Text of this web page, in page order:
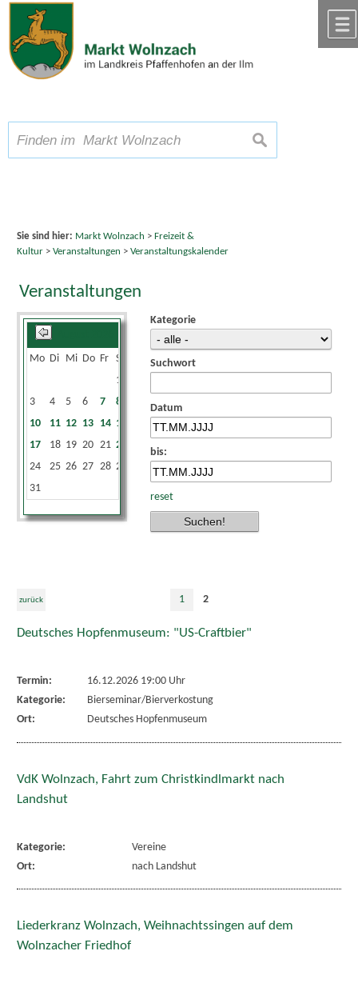
Zum Inhalt,zur Navigation
Schriftgröße A A A suchen
Sie sind hier: Markt Wolnzach > Freizeit &
Kultur> Veranstaltungen > Veranstaltungskalender
Veranstaltungen
Mo Di Mi Do Fr Sa
1
3
4 5 6 7 8
10
11 12 13 14 15
17
18 19 20 21 22
24
25 26 27 28 29
31
Kategorie
Suchwort
Datum
bis:
reset
zurück 1 2
Deutsches Hopfenmuseum: "US-Craftbier"
Termin:
16.12.2026 19:00 Uhr
Kategorie:
Bierseminar/Bierverkostung
Ort:
Deutsches Hopfenmuseum
VdK Wolnzach, Fahrt zum Christkindlmarkt nach
Landshut
Kategorie:
Vereine
Ort:
nach Landshut
Liederkranz Wolnzach, Weihnachtssingen auf dem
Wolnzacher Friedhof